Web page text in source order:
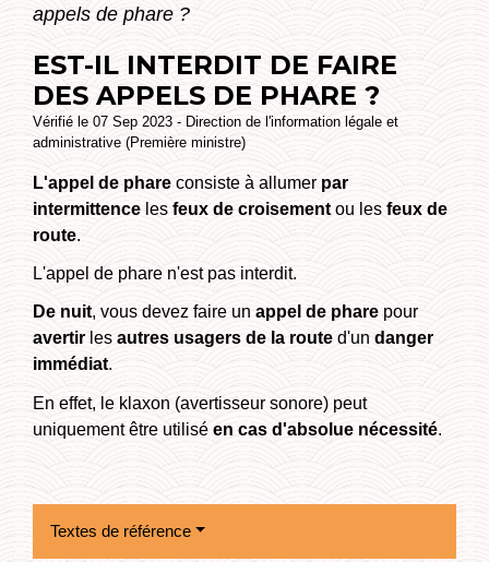
appels de phare ?
EST-IL INTERDIT DE FAIRE
DES APPELS DE PHARE ?
Vérifié le 07 Sep 2023 - Direction de l'information légale et
administrative (Première ministre)
L'appel de phare consiste à allumer par
intermittence les feux de croisementou les feux de
route.
L'appel de phare n'est pas interdit.
De nuit, vous devez faire un appel de phare pour
avertir les autres usagers de la route d'un danger
immédiat.
En effet, le klaxon (avertisseur sonore) peut
uniquement être utilisé en cas d'absolue nécessité.
Textes de référence